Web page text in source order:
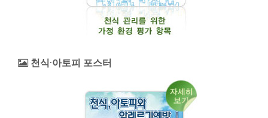
천식·아토피 포스터